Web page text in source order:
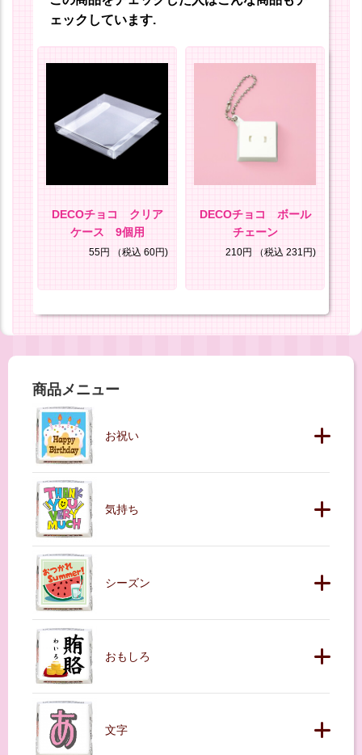
ェックしています.
DECOチョコ クリア
ケース 9個用
55円 （税込 60円)
DECOチョコ ボール
チェーン
210円 （税込 231円)
商品メニュー
お祝い
気持ち
シーズン
おもしろ
文字